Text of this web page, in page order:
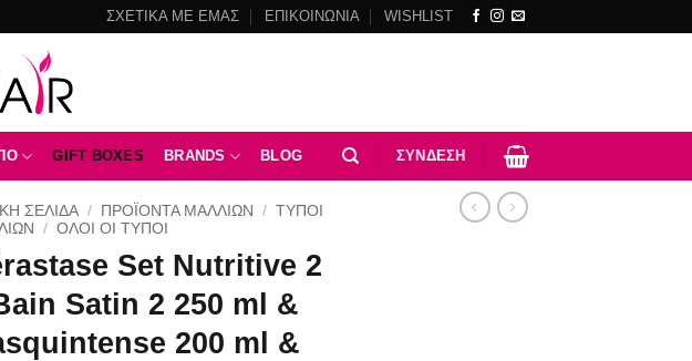
ΣΧΕΤΙΚΑ ΜΕ ΕΜΑΣ ΕΠΙΚΟΙΝΩΝΙΑ WISHLIST
GIFT BOXES BRANDS BLOG ΣΎΝΔΕΣΗ
ΣΕΛΊΔΑ / ΠΡΟΪΟΝΤΑ ΜΑΛΛΙΩΝ / ΤΥΠΟΙ
/ ΌΛΟΙ ΟΙ ΤΎΠΟΙ
Set Nutritive 2
Satin 2 250 ml &
200 ml &